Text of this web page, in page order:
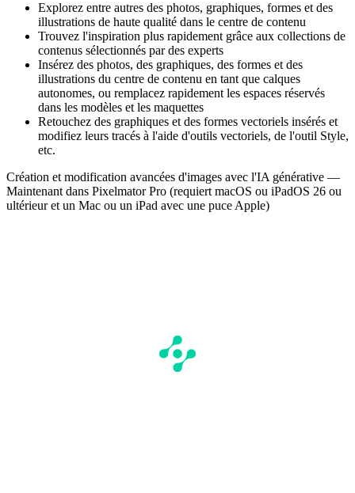
Explorez entre autres des photos, graphiques, formes et des
illustrations de haute qualité dans le centre de contenu
Trouvez l'inspiration plus rapidement grâce aux collections de
contenus sélectionnés par des experts
Insérez des photos, des graphiques, des formes et des
illustrations du centre de contenu en tant que calques
autonomes, ou remplacez rapidement les espaces réservés
dans les modèles et les maquettes
Retouchez des graphiques et des formes vectoriels insérés et
modifiez leurs tracés à l'aide d'outils vectoriels, de l'outil Style,
etc.
Création et modification avancées d'images avec l'IA générative —
Maintenant dans Pixelmator Pro (requiert macOS ou iPadOS 26 ou
ultérieur et un Mac ou un iPad avec une puce Apple)